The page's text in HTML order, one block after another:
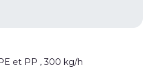
et PP , 300 kg/h